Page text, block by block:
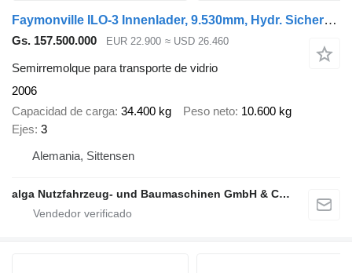
Faymonville ILO-3 Innenlader, 9.530mm, Hydr. Sicherung
Gs. 157.500.000 EUR 22.900 ≈ USD 26.460
Semirremolque para transporte de vidrio
2006
Capacidad de carga 34.400 kg Peso neto 10.600 kg
Ejes 3
Alemania, Sittensen
alga Nutzfahrzeug- und Baumaschinen GmbH & Co. KG